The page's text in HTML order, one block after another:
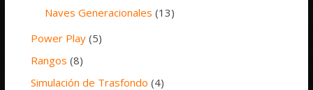
Naves Generacionales (13)
Power Play (5)
Rangos (8)
Simulación de Trasfondo (4)